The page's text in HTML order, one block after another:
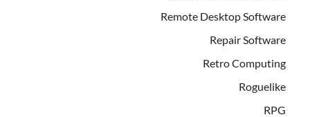
Remote Desktop Software
Repair Software
Retro Computing
Roguelike
RPG